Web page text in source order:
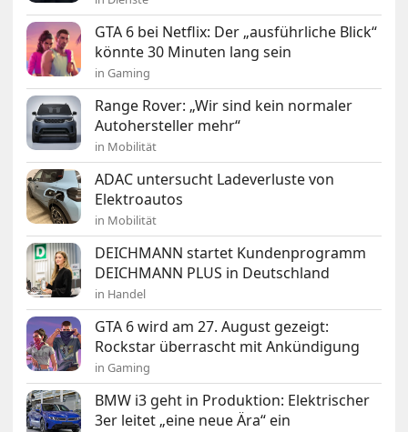
GTA 6 bei Netflix: Der „ausführliche Blick“
könnte 30 Minuten lang sein
in Gaming
Range Rover: „Wir sind kein normaler
Autohersteller mehr“
in Mobilität
ADAC untersucht Ladeverluste von
Elektroautos
in Mobilität
DEICHMANN startet Kundenprogramm
DEICHMANN PLUS in Deutschland
in Handel
GTA 6 wird am 27. August gezeigt:
Rockstar überrascht mit Ankündigung
in Gaming
BMW i3 geht in Produktion: Elektrischer
3er leitet „eine neue Ära“ ein